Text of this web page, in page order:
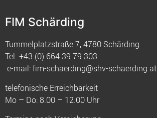
FIM Schärding
Tummelplatzstraße 7, 4780 Schärding
Tel. +43 (0) 664 39 79 303
e-mail:fim-schaerding@shv-schaerding.at
telefonische Erreichbarkeit
Mo – Do: 8.00 – 12.00 Uhr